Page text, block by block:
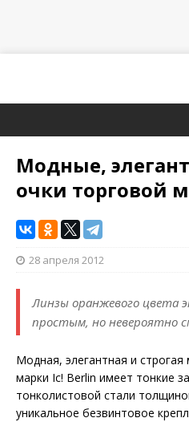
Модные,
очки торговой
28 апреля 2012
Линзы оранжевого цвета
простым, но невероятно
Модная, элегантная и
марки Ic! Berlin имеет тонкие
тонколистовой стали
уникальное безвинтовое